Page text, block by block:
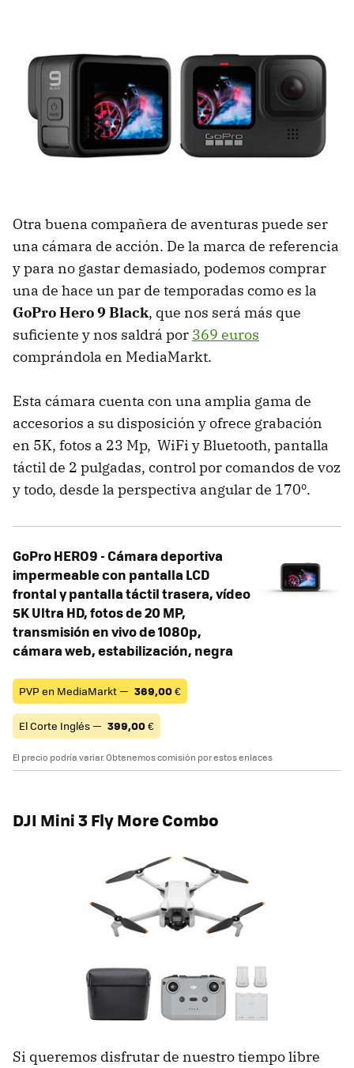
Otra buena compañera de aventuras puede ser
una cámara de acción. De la marca de referencia
y para no gastar demasiado, podemos comprar
una de hace un par de temporadas como es la
GoPro Hero 9 Black, que nos será más que
suficiente y nos saldrá por 369 euros
comprándola en MediaMarkt.
Esta cámara cuenta con una amplia gama de
accesorios a su disposición y ofrece grabación
en 5K, fotos a 23 Mp, WiFi y Bluetooth, pantalla
táctil de 2 pulgadas, control por comandos de voz
y todo, desde la perspectiva angular de 170º.
GoPro HERO9 - Cámara deportiva
impermeable con pantalla LCD
frontal y pantalla táctil trasera, vídeo
5K Ultra HD, fotos de 20 MP,
transmisión en vivo de 1080p,
cámara web, estabilización, negra
PVP en MediaMarkt — 369,00€
El Corte Inglés — 399,00€
El precio podría variar. Obtenemos comisión por estos enlaces
DJI Mini 3 Fly More Combo
Si queremos disfrutar de nuestro tiempo libre